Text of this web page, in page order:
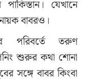
যেখানে
বাবরও।
পরিবর্তে তরুণ
শুরুর কথা শোনা
সঙ্গে বাবর কিংবা